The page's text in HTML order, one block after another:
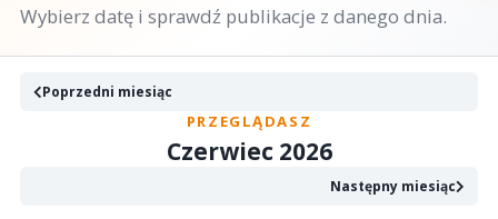
Wybierz datę i sprawdź publikacje z danego dnia.
Poprzedni miesiąc
PRZEGLĄDASZ
Czerwiec 2026
Następny miesiąc